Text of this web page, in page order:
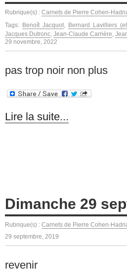
Rubrique(s) : Carnets de Pierre Cohen-
Tags: Benoît Jacquot Bernard Lavilliers
Jacques Dutronc Jean-Claude Carrière
29 novembre, 2022
pas trop noir non plus
Lire la suite...
Dimanche 29
Rubrique(s) : Carnets de Pierre Cohen-
29 septembre, 2019
revenir